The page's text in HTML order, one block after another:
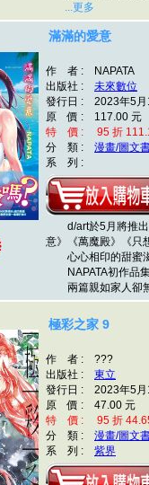
...更多
滿滿的愛意
作 者 : NAPATA
出版社 : 未來數位
發行日 : 2023年5月
原 價 : 117.00 元
特 價 : 95 折
分 類 : 漫畫/圖文
系 列 :
d/art於5月將推出
意》《萬魔殿》《只
心心相印的甜蜜
NAPATA初作品集
兩篇親如家人
極彩之家 9
作 者 : ???
出版社 : 東立
發行日 : 2023年5月
原 價 : 47.00 元
特 價 : 95 折
分 類 : 漫畫/圖文
系 列 : 紫界